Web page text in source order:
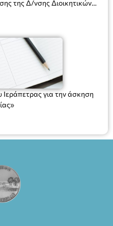
της Δ/νσης Διοικητικών
πράξεις και
για την άσκηση